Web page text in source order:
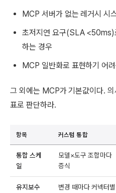
MCP 서버가 없는 레거시 시
초저지연 요구(SLA <50ms)
하는 경우
MCP 일반화로 표현하기 어
그 외에는 MCP가 기본값이다.
표로 판단하라.
항목 커스텀 통합
통합 스케
일
모델×도구 조합마다
증식
유지보수
변경 때마다 커넥터별